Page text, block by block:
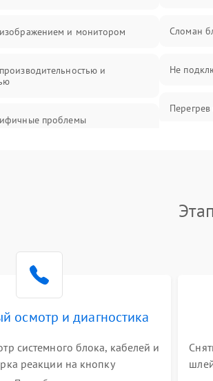
и монитором
и
проблемы
Сломан
Не
Ошибки
Не
осмотр и диагностика
системного блока, кабелей и
реакции на кнопку